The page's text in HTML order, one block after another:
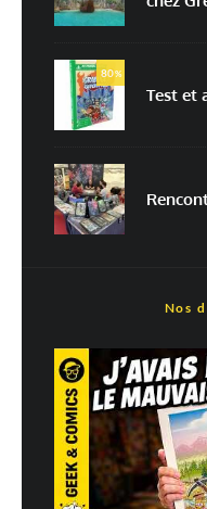
Prévenez-moi de tous les
traitées
80%
Test et
Nos